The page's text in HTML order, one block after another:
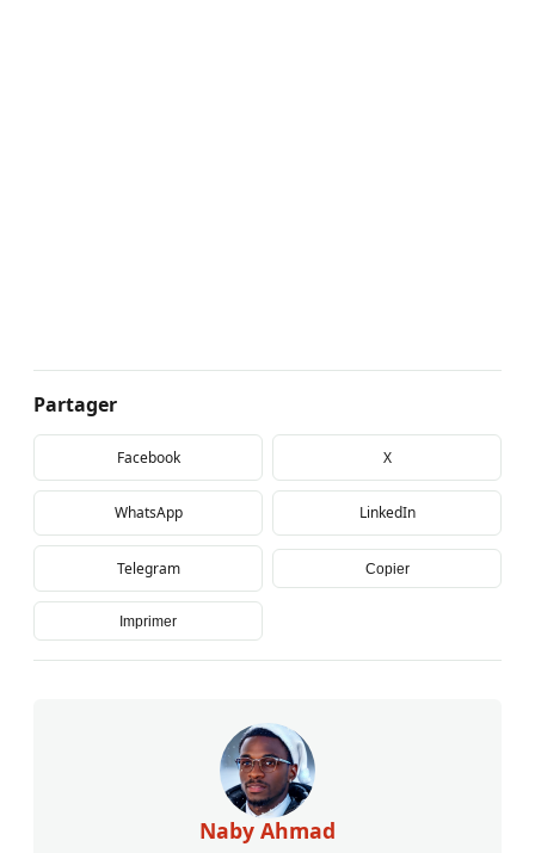
Partager
Facebook X
WhatsApp LinkedIn
Telegram Copier
Imprimer
Naby Ahmad